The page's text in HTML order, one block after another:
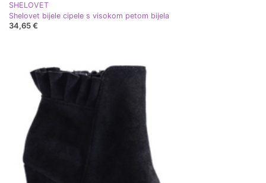
SHELOVET
Shelovet bijele cipele s visokom petom bijela
34,65 €